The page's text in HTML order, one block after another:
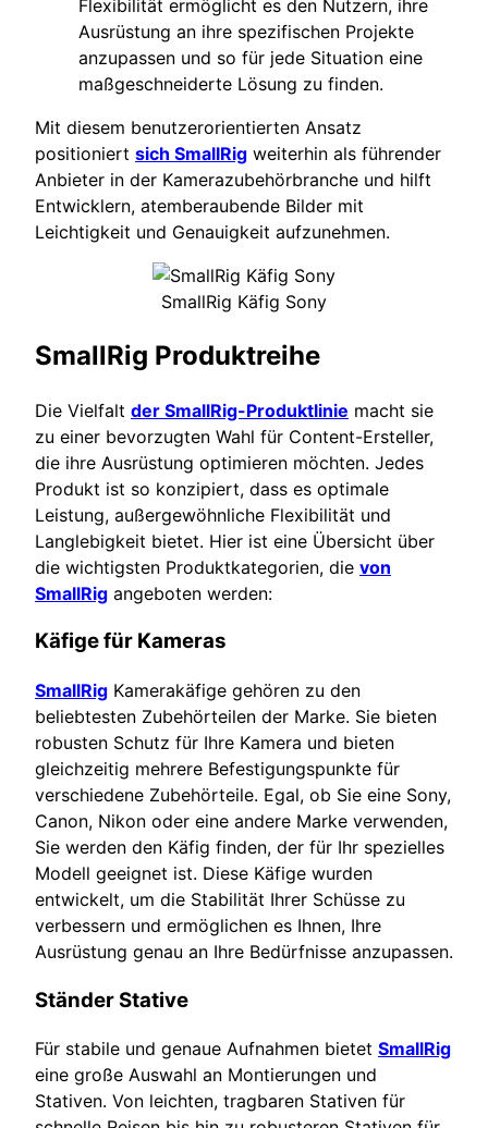
Flexibilität ermöglicht es den Nutzern, ihre
Ausrüstung an ihre spezifischen Projekte
anzupassen und so für jede Situation eine
maßgeschneiderte Lösung zu finden.
Mit diesem benutzerorientierten Ansatz
positioniert sich SmallRig weiterhin als führender
Anbieter in der Kamerazubehörbranche und hilft
Entwicklern, atemberaubende Bilder mit
Leichtigkeit und Genauigkeit aufzunehmen.
SmallRig Käfig Sony
SmallRig Produktreihe
Die Vielfalt der SmallRig-Produktlinie macht sie
zu einer bevorzugten Wahl für Content-Ersteller,
die ihre Ausrüstung optimieren möchten. Jedes
Produkt ist so konzipiert, dass es optimale
Leistung, außergewöhnliche Flexibilität und
Langlebigkeit bietet. Hier ist eine Übersicht über
die wichtigsten Produktkategorien, die von
SmallRig angeboten werden:
Käfige für Kameras
SmallRig Kamerakäfige gehören zu den
beliebtesten Zubehörteilen der Marke. Sie bieten
robusten Schutz für Ihre Kamera und bieten
gleichzeitig mehrere Befestigungspunkte für
verschiedene Zubehörteile. Egal, ob Sie eine Sony,
Canon, Nikon oder eine andere Marke verwenden,
Sie werden den Käfig finden, der für Ihr spezielles
Modell geeignet ist. Diese Käfige wurden
entwickelt, um die Stabilität Ihrer Schüsse zu
verbessern und ermöglichen es Ihnen, Ihre
Ausrüstung genau an Ihre Bedürfnisse anzupassen.
Ständer Stative
Für stabile und genaue Aufnahmen bietet SmallRig
eine große Auswahl an Montierungen und
Stativen. Von leichten, tragbaren Stativen für